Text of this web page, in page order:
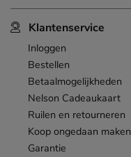
Klantenservice
Inloggen
Bestellen
Betaalmogelijkheden
Nelson Cadeaukaart
Ruilen en retourneren
Koop ongedaan maken
Garantie